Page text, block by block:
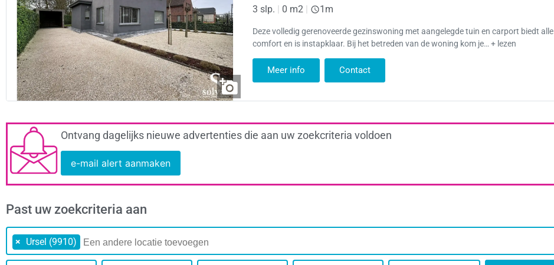
3 slp. 0 m2 1m
Deze volledig gerenoveerde gezinswoning met aangelegde tuin en carport biedt alle
comfort en is instapklaar. Bij het betreden van de woning kom je… + lezen
Meer info Contact
Ontvang dagelijks nieuwe advertenties die aan uw zoekcriteria voldoen
e-mail alert aanmaken
Past uw zoekcriteria aan
× Ursel (9910)